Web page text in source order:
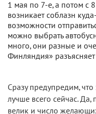
1 мая по 7-е, а потом с
возникает соблазн
возможности
можно выбрать
много, они разные и
Финляндия» разъясняет
Сразу предупредим, что
лучше всего сейчас.
велик и число